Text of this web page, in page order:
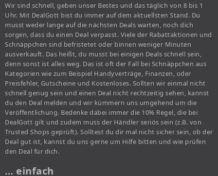
Wir sind schnell, geben unser Bestes und das täglich von 8 bis 1
Uhr. Mit DealGott bist du immer auf dem aktuellsten Stand. Du
musst weder lange auf die nächsten Deals warten, noch dich
sorgen, dass du einen Deal verpasst. Viele der Rabattaktionen und
Schnäppchen sind befristetet oder binnen weniger Minuten
ausverkauft. Das heißt, du musst bei einigen Deals schnell sein,
denn sonst ist alles weg. Das ist oft der Fall bei Schnäppchen aus
Kategorien wie zum Beispiel Handyverträge, Finanzen, oder
Preisfehler, Gutscheine und Kostenloses. Sollten wir einmal nicht
schnell genug sein und einen Deal nicht rechtzeitig sehen, kannst
du den Deal melden und wir kümmern uns umgehend um die
Veröffentlichung. Bedenke dabei immer die 10% Regel, die bei
DealGott gilt und zudem muss der Händler seriös sein (z.B. von
Trusted Shops geprüft). Solltest du dir mal nicht sicher sein, ob der
Deal gut ist, kannst du uns gerne um Hilfe bitten und wie prüfen
den Deal für dich.
… einfach